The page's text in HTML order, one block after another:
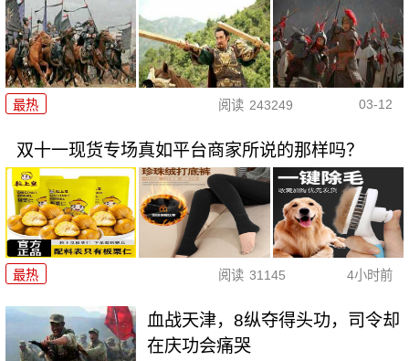
最热 阅读 243249 03-12
双十一现货专场真如平台商家所说的那样吗？
最热 阅读 31145 4小时前
血战天津，8纵夺得头功，司令却
在庆功会痛哭